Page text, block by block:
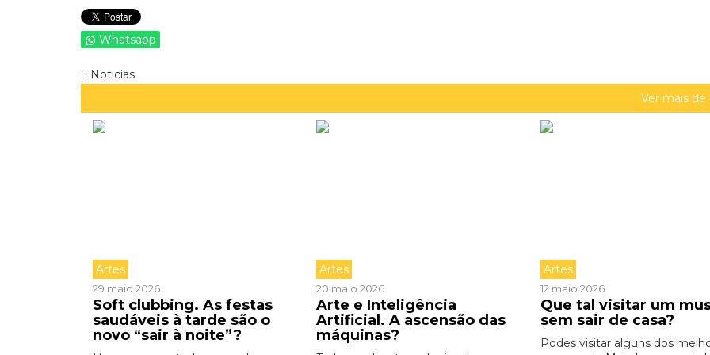
Whatsapp
Noticias
Ver mais de
Artes
29 maio 2026
Soft clubbing. As festas
saudáveis à tarde são o
novo “sair à noite”?
Artes
20 maio 2026
Arte e Inteligência
Artificial. A ascensão das
máquinas?
Artes
12 maio 2026
Que tal visitar um
sem sair de casa?
Podes visitar alguns dos